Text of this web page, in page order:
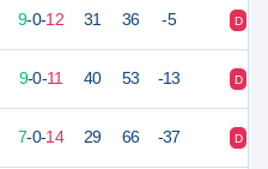
9-0-12 31 36 -5 D
9-0-11 40 53 -13 D
7-0-14 29 66 -37 D